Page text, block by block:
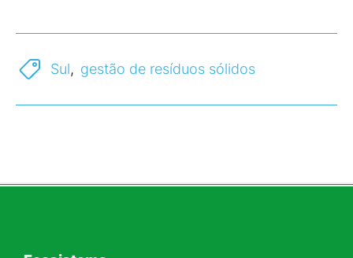
Sul, gestão de resíduos sólidos